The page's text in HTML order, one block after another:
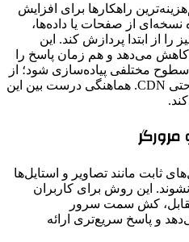
راهکارها برای افزایش
از صفحات یا داده‌ها،
از ابتدا پردازش کند. این
می‌دهد و هم زمان پاسخ را
مختلفی پیاده‌سازی شود؛ از
مرورگر کاربر گرفته تا سرور و حتی CDN. هماهنگی درست بین این
مانند تصاویر و استایل‌ها
نشوند. این روش برای کاربران
کش سمت سرور
و پاسخ سریع‌تری ارائه